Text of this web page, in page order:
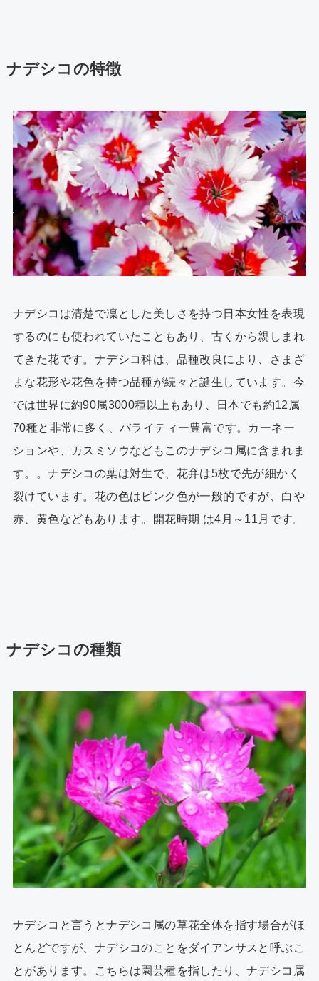
ナデシコの特徴
ナデシコは清楚で凜とした美しさを持つ日本女性を表現
するのにも使われていたこともあり、古くから親しまれ
てきた花です。ナデシコ科は、品種改良により、さまざ
まな花形や花色を持つ品種が続々と誕生しています。今
では世界に約90属3000種以上もあり、日本でも約12属
70種と非常に多く、バライティー豊富です。カーネー
ションや、カスミソウなどもこのナデシコ属に含まれま
す。。ナデシコの葉は対生で、花弁は5枚で先が細かく
裂けています。花の色はピンク色が一般的ですが、白や
赤、黄色などもあります。開花時期 は4月～11月です。
ナデシコの種類
ナデシコと言うとナデシコ属の草花全体を指す場合がほ
とんどですが、ナデシコのことをダイアンサスと呼ぶこ
とがあります。こちらは園芸種を指したり、ナデシコ属